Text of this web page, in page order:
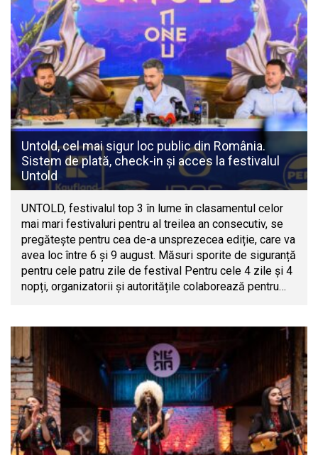
Untold, cel mai sigur loc public din România.
Sistem de plată, check-in și acces la festivalul
Untold
UNTOLD, festivalul top 3 în lume în clasamentul celor
mai mari festivaluri pentru al treilea an consecutiv, se
pregătește pentru cea de-a unsprezecea ediție, care va
avea loc între 6 și 9 august. Măsuri sporite de siguranță
pentru cele patru zile de festival Pentru cele 4 zile și 4
nopți, organizatorii și autoritățile colaborează pentru…